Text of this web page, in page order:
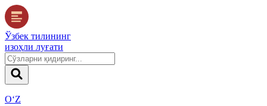
Ўзбек тилининг
изоҳли луғати
O‘Z